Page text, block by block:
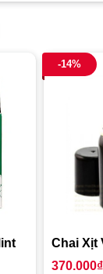
-14%
Chai Xịt
370.000₫